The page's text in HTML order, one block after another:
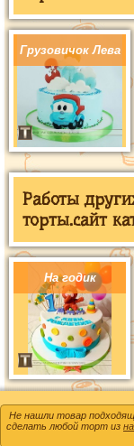
Грузовичок Лева
Работы
торты.сайт
На годик
Не нашли товар
сделать любой торт из